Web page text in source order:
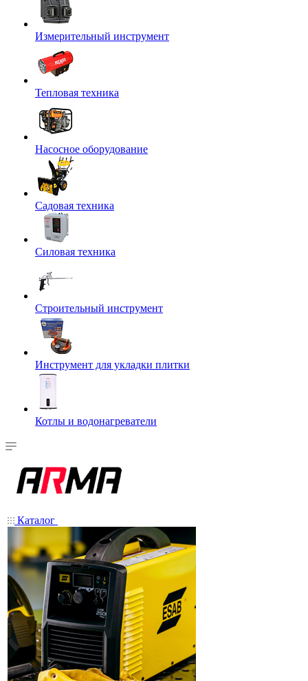
Измерительный инструмент
Тепловая техника
Насосное оборудование
Садовая техника
Силовая техника
Строительный инструмент
Инструмент для укладки плитки
Котлы и водонагреватели
Каталог